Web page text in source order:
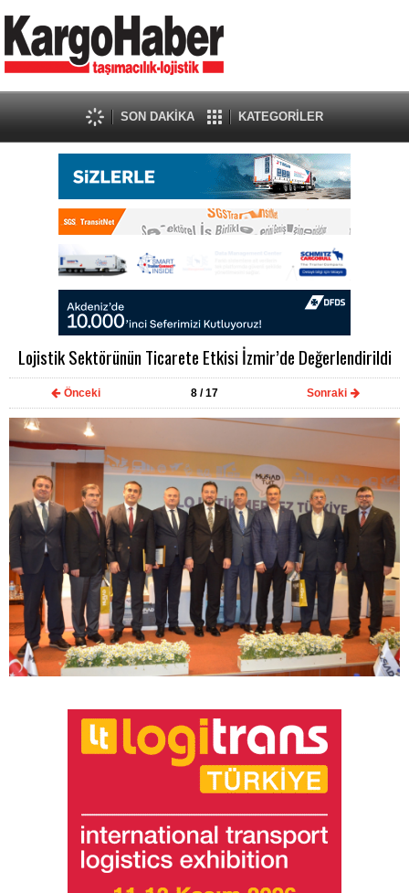
SON DAKİKA KATEGORİLER
Lojistik Sektörünün Ticarete Etkisi İzmir’de Değerlendirildi
Önceki 8/ 17 Sonraki